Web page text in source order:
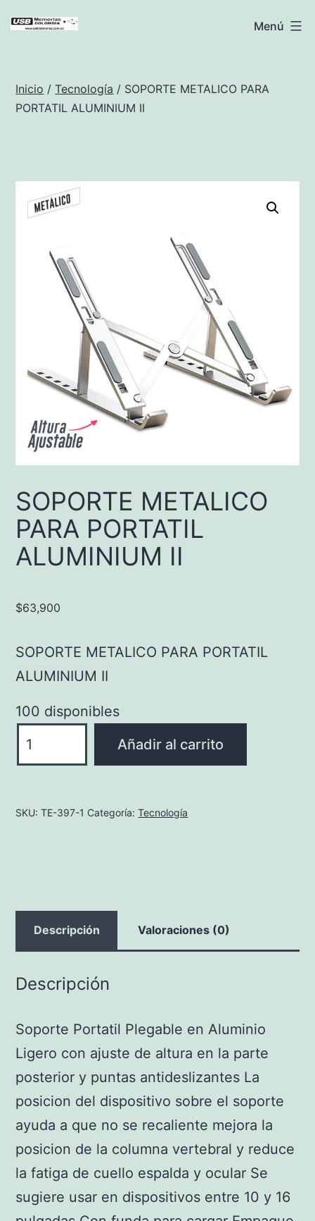
USB
Menú
Inicio /Tecnología / SOPORTE METALICO PARA
PORTATIL ALUMINIUM II
SOPORTE METALICO
PARA PORTATIL
ALUMINIUM II
$63,900
SOPORTE METALICO PARA PORTATIL
ALUMINIUM II
100 disponibles
METALICO
ALUMINIUM
Añadir al carrito
SKU:TE-397-1 Categoría:Tecnología
Descripción Valoraciones (0)
Descripción
Soporte Portatil Plegable en Aluminio
Ligero con ajuste de altura en la parte
posterior y puntas antideslizantes La
posicion del dispositivo sobre el soporte
ayuda a que no se recaliente mejora la
posicion de la columna vertebral y reduce
la fatiga de cuello espalda y ocular Se
sugiere usar en dispositivos entre 10 y 16